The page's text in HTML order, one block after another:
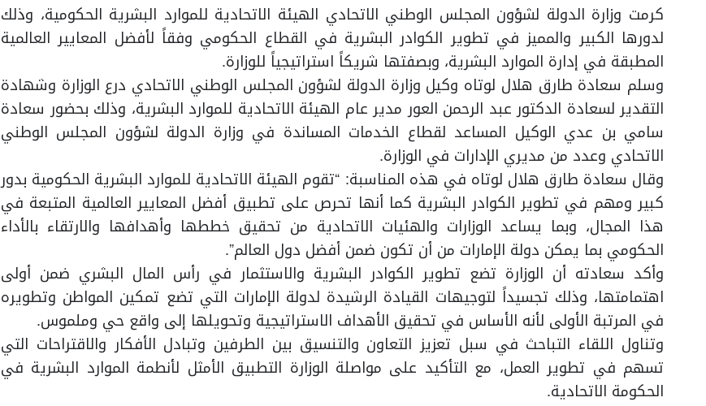
كرمت وزارة الدولة لشؤون المجلس الوطني الاتحادي الهيئة الاتحادية للموارد البشرية الحكومية، وذلك
لدورها الكبير والمميز في تطوير الكوادر البشرية في القطاع الحكومي وفقاً لأفضل المعايير العالمية
المطبقة في إدارة الموارد البشرية، وبصفتها شريكاً استراتيجياً للوزارة.
وسلم سعادة طارق هلال لوتاه وكيل وزارة الدولة لشؤون المجلس الوطني الاتحادي درع الوزارة وشهادة
التقدير لسعادة الدكتور عبد الرحمن العور مدير عام الهيئة الاتحادية للموارد البشرية، وذلك بحضور سعادة
سامي بن عدي الوكيل المساعد لقطاع الخدمات المساندة في وزارة الدولة لشؤون المجلس الوطني
الاتحادي وعدد من مديري الإدارات في الوزارة.
وقال سعادة طارق هلال لوتاه في هذه المناسبة: “تقوم الهيئة الاتحادية للموارد البشرية الحكومية بدور
كبير ومهم في تطوير الكوادر البشرية كما أنها تحرص على تطبيق أفضل المعايير العالمية المتبعة في
هذا المجال، وبما يساعد الوزارات والهئيات الاتحادية من تحقيق خططها وأهدافها والارتقاء بالأداء
الحكومي بما يمكن دولة الإمارات من أن تكون ضمن أفضل دول العالم”.
وأكد سعادته أن الوزارة تضع تطوير الكوادر البشرية والاستثمار في رأس المال البشري ضمن أولى
اهتمامتها، وذلك تجسيداً لتوجيهات القيادة الرشيدة لدولة الإمارات التي تضع تمكين المواطن وتطويره
في المرتبة الأولى لأنه الأساس في تحقيق الأهداف الاستراتيجية وتحويلها إلى واقع حي وملموس.
وتناول اللقاء التباحث في سبل تعزيز التعاون والتنسيق بين الطرفين وتبادل الأفكار والاقتراحات التي
تسهم في تطوير العمل، مع التأكيد على مواصلة الوزارة التطبيق الأمثل لأنطمة الموارد البشرية في
الحكومة الاتحادية.